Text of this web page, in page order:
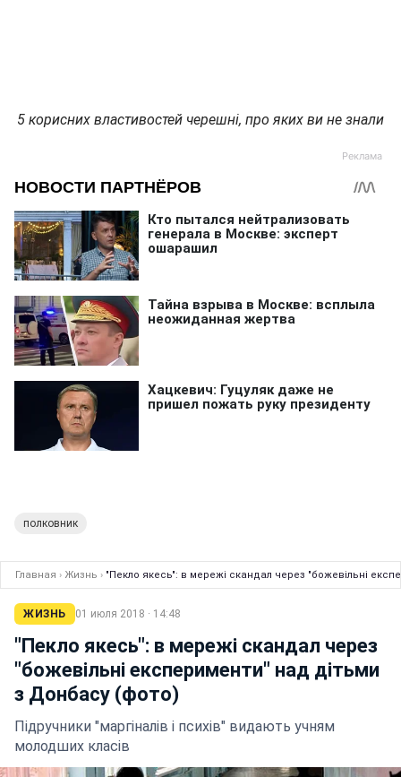
5 корисних властивостей черешні, про яких ви не знали
полковник
Главная › Жизнь › "Пекло якесь": в мережі скандал через "божевільні
ЖИЗНЬ 01 июля 2018 · 14:48
"Пекло якесь": в мережі скандал через
"божевільні експерименти" над дітьми
з Донбасу (фото)
Підручники "маргіналів і психів" видають учням
молодших класів